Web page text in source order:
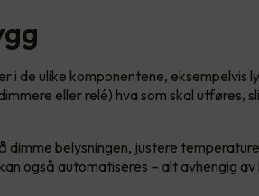
i de ulike komponentene, eksempelvis
eller relé) hva som skal utføres,
belysningen, justere
også automatiseres – alt avhengig